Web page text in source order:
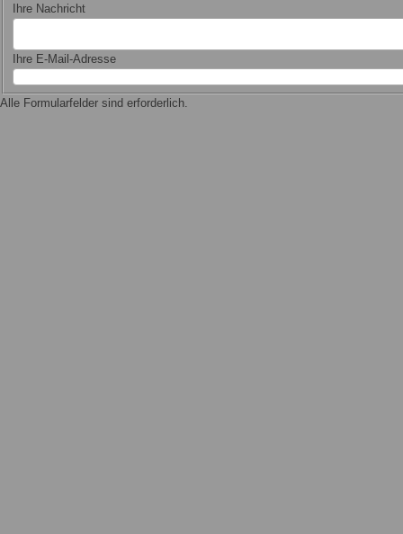
Ihre Nachricht
Ihre E-Mail-Adresse
Alle Formularfelder sind erforderlich.